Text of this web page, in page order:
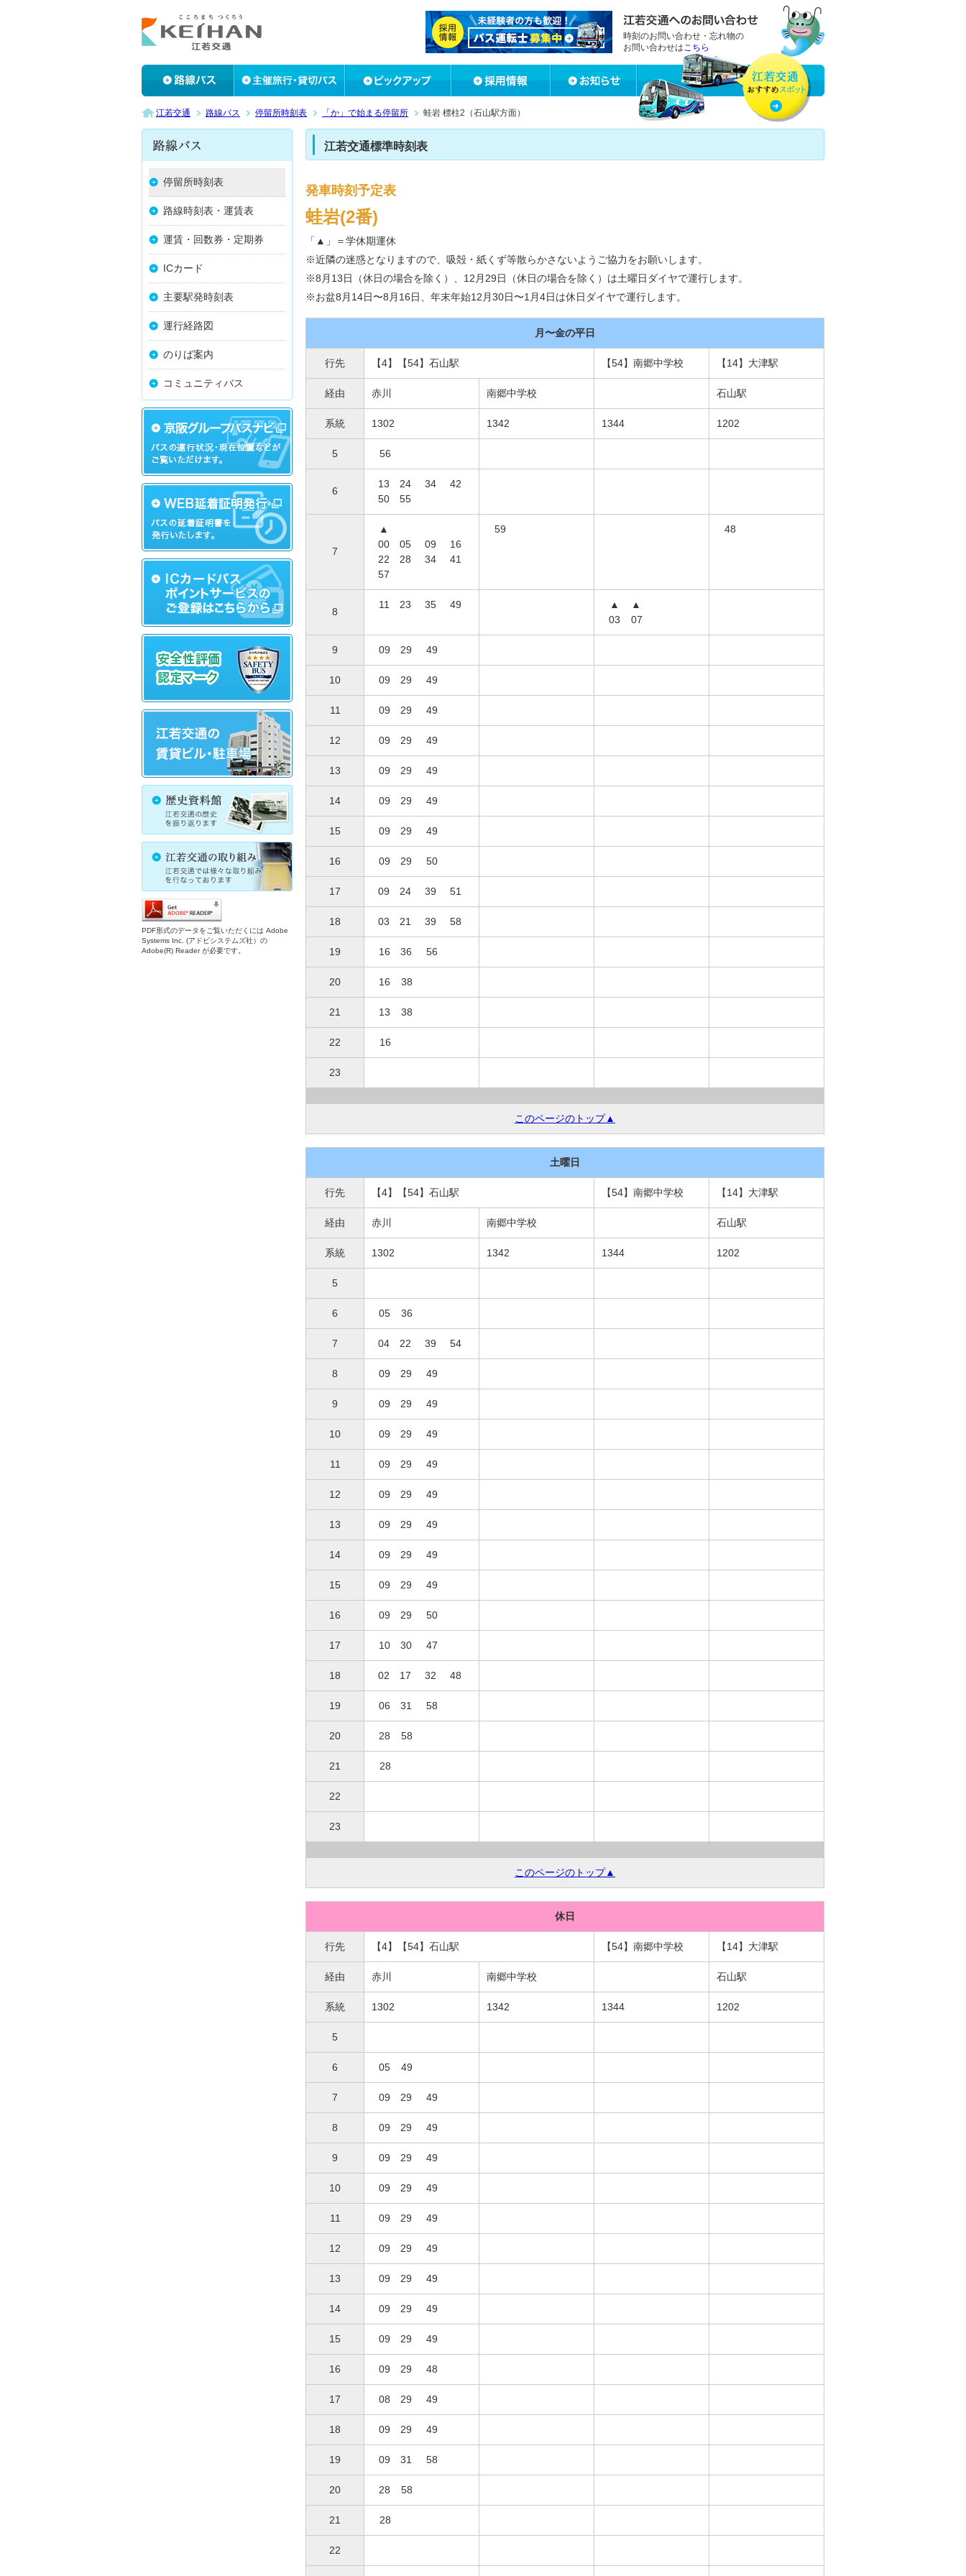
時刻のお問い合わせ・忘れ物の
お問い合わせはこちら
江若交通 路線バス 停留所時刻表 「か」で始まる停留所 蛙岩 標柱2（石山駅方面）
停留所時刻表
路線時刻表・運賃表
運賃・回数券・定期券
ICカード
主要駅発時刻表
運行経路図
のりば案内
コミュニティバス
PDF形式のデータをご覧いただくには Adobe
Systems Inc. (アドビシステムズ社）の
Adobe(R) Reader が必要です。
江若交通標準時刻表
発車時刻予定表
蛙岩(2番)
「▲」＝学休期運休
※近隣の迷惑となりますので、吸殻・紙くず等散らかさないようご協力をお願いします。
※8月13日（休日の場合を除く）、12月29日（休日の場合を除く）は土曜日ダイヤで運行します。
※お盆8月14日〜8月16日、年末年始12月30日〜1月4日は休日ダイヤで運行します。
月〜金の平日
行先 【4】【54】石山駅 【54】南郷中学校 【14】大津駅
経由 赤川 南郷中学校 石山駅
系統 1302 1342 1344 1202
5 56
6
13 24 34
42
50
55
7
▲
00
05 09
16
22
28 34
41
57
59 48
8
11 23 35 49
▲
03
▲
07
9 09 29 49
10 09 29 49
11 09 29 49
12 09 29 49
13 09 29 49
14 09 29 49
15 09 29 49
16 09 29 50
17 09 24 39 51
18 03 21 39 58
19 16 36 56
20 16 38
21 13 38
22 16
23
このページのトップ▲
土曜日
行先 【4】【54】石山駅 【54】南郷中学校 【14】大津駅
経由 赤川 南郷中学校 石山駅
系統 1302 1342 1344 1202
5
6 05 36
7 04 22 39 54
8 09 29 49
9 09 29 49
10 09 29 49
11 09 29 49
12 09 29 49
13 09 29 49
14 09 29 49
15 09 29 49
16 09 29 50
17 10 30 47
18 02 17 32 48
19 06 31 58
20 28 58
21 28
22
23
このページのトップ▲
休日
行先 【4】【54】石山駅 【54】南郷中学校 【14】大津駅
経由 赤川 南郷中学校 石山駅
系統 1302 1342 1344 1202
5
6 05 49
7 09 29 49
8 09 29 49
9 09 29 49
10 09 29 49
11 09 29 49
12 09 29 49
13 09 29 49
14 09 29 49
15 09 29 49
16 09 29 48
17 08 29 49
18 09 29 49
19 09 31 58
20 28 58
21 28
22